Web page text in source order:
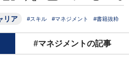
リア #スキル #マネジメント #書籍抜粋
#マネジメントの記事